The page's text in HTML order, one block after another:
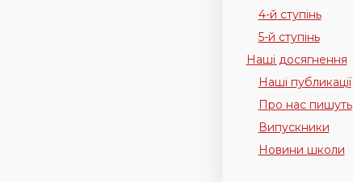
4-й ступінь
5-й ступінь
Наші досягнення
Наші публикації
Про нас пишуть
Випускники
Новини школи